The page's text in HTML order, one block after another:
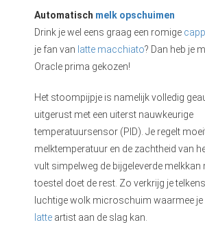
Automatisch melk opschuimen
Drink je wel eens graag een romige
je fan van latte macchiato? Dan heb je
Oracle prima gekozen!
Het stoompijpje is namelijk volledig
uitgerust met een uiterst nauwkeurige
temperatuursensor (PID). Je regelt
melktemperatuur en de zachtheid van
vult simpelweg de bijgeleverde melkkan
toestel doet de rest. Zo verkrijg je
luchtige wolk microschuim waarmee je
latte artist aan de slag kan.